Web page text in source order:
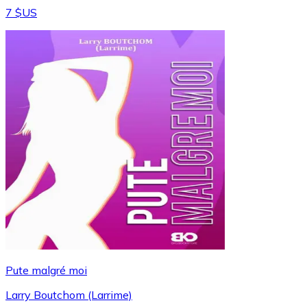
7 $US
Pute malgré moi
Larry Boutchom (Larrime)